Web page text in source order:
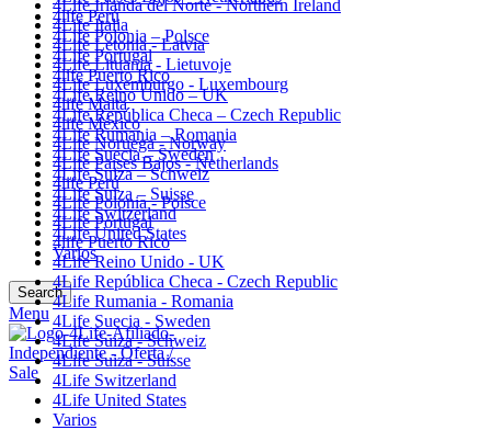
4life Perú
4Life Polonia – Polsce
4Life Portugal
4life Puerto Rico
4Life Reino Unido – UK
4Life República Checa – Czech Republic
4Life Rumania – Romania
4Life Suecia – Sweden
4Life Suiza – Schweiz
4Life Suiza – Suisse
4Life Switzerland
4Life United States
Varios
Search
Menu
4Life Irlanda del Norte - Northern Ireland
4Life Italia
4Life Letonia - Latvia
4Life Lituania - Lietuvoje
4Life Luxemburgo - Luxembourg
4life Malta
4life México
4Life Noruega - Norway
4Life Paises Bajos - Netherlands
4life Perú
4Life Polonia - Polsce
4Life Portugal
4life Puerto Rico
4Life Reino Unido - UK
4Life República Checa - Czech Republic
4Life Rumania - Romania
4Life Suecia - Sweden
4Life Suiza - Schweiz
4Life Suiza - Suisse
4Life Switzerland
4Life United States
Varios